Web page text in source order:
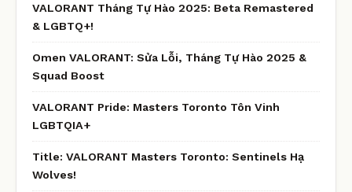
VALORANT Tháng Tự Hào 2025: Beta Remastered
& LGBTQ+!
Omen VALORANT: Sửa Lỗi, Tháng Tự Hào 2025 &
Squad Boost
VALORANT Pride: Masters Toronto Tôn Vinh
LGBTQIA+
Title: VALORANT Masters Toronto: Sentinels Hạ
Wolves!